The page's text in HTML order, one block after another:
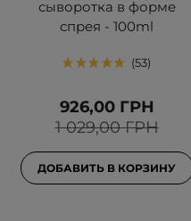
сыворотка в форме
спрея - 100ml
53
1 029,00 ГРН
926,00 ГРН
ДОБАВИТЬ В КОРЗИНУ